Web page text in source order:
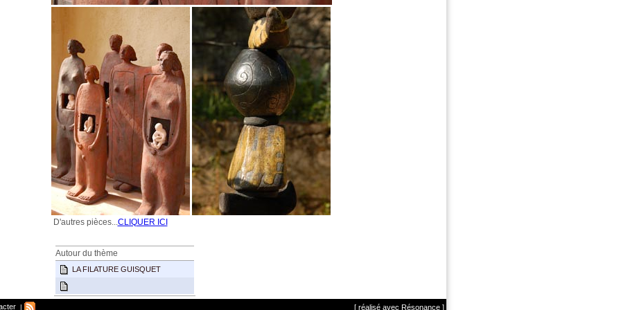
D'autres pièces...CLIQUER ICI
Autour du thème
LA FILATURE GUISQUET
| [ réalisé avec Résonance ]